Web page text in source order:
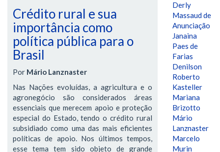
Crédito rural e sua
importância como
política pública para o
Brasil
Por Mário Lanznaster
Nas Nações evoluídas, a agricultura e o
agronegócio são considerados áreas
essenciais que merecem apoio e proteção
especial do Estado, tendo o crédito rural
subsidiado como uma das mais eficientes
políticas de apoio. Nos últimos tempos,
esse tema tem sido objeto de grande
Derly
Massaud de
Anunciação
Janaina
Paes de
Farias
Denilson
Roberto
Kasteller
Mariana
Brizotto
Mário
Lanznaster
Marcelo
Murin